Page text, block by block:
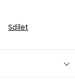
Sdílet